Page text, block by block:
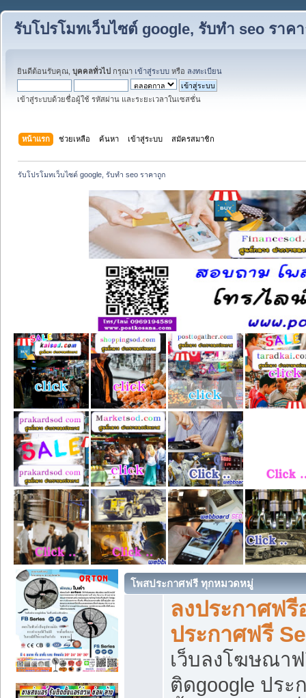
รับโปรโมทเว็บไซต์ google, รับทำ seo ราค
ยินดีต้อนรับคุณ, บุคคลทั่วไป กรุณา เข้าสู่ระบบ หรือ ลงทะเบียน
เข้าสู่ระบบด้วยชื่อผู้ใช้ รหัสผ่าน และระยะเวลาในเซสชั่น
หน้าแรก ช่วยเหลือ ค้นหา เข้าสู่ระบบ สมัครสมาชิก
รับโปรโมทเว็บไซต์ google, รับทำ seo ราคาถูก
โพสประกาศฟรี ทุกหมวดหมู่
ลงประกาศฟ
ประกาศฟรี
เว็บลงโฆษณา
ติดgoogle ปร